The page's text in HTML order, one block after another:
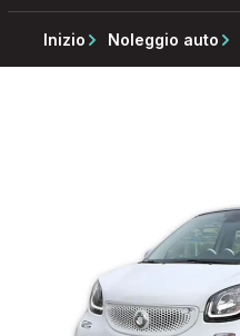
Inizio Noleggio auto